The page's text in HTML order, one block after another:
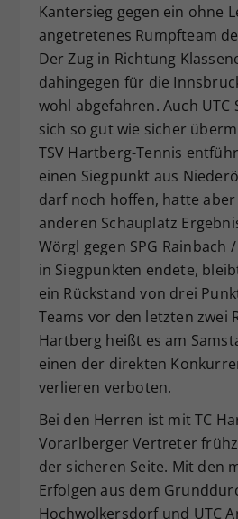
Kantersieg gegen ein ohne
angetretenes Rumpfteam
Der Zug in Richtung
dahingegen für die
wohl abgefahren. Auch UTC
sich so gut wie sicher
TSV Hartberg-Tennis
einen Siegpunkt aus
darf noch hoffen, hatte
anderen Schauplatz
Wörgl gegen SPG Rainbach
in Siegpunkten endete,
ein Rückstand von drei
Teams vor den letzten zwei
Hartberg heißt es am
einen der direkten
verlieren verboten.
Bei den Herren ist mit TC
Vorarlberger Vertreter
der sicheren Seite. Mit den
Erfolgen aus dem
Hochwolkersdorf und UTC